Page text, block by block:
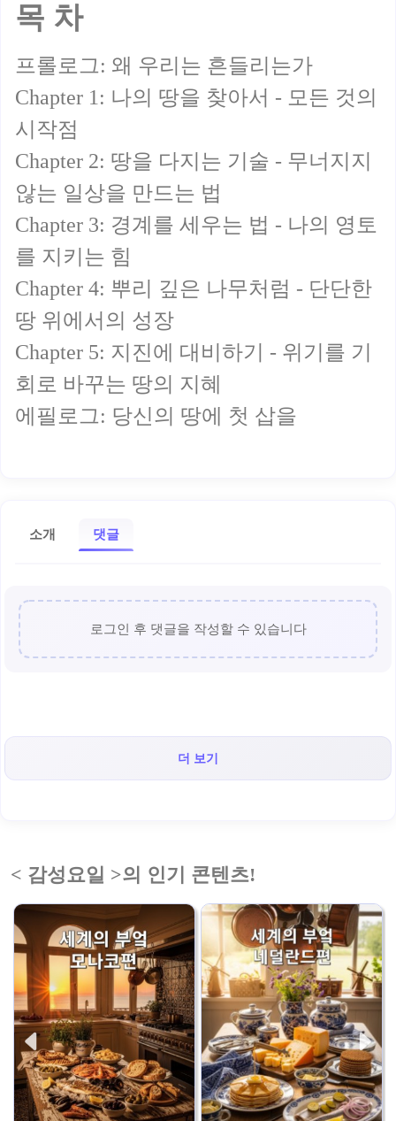
목 차
프롤로그: 왜 우리는 흔들리는가
Chapter 1: 나의 땅을 찾아서 - 모든 것의
시작점
Chapter 2: 땅을 다지는 기술 - 무너지지
않는 일상을 만드는 법
Chapter 3: 경계를 세우는 법 - 나의 영토
를 지키는 힘
Chapter 4: 뿌리 깊은 나무처럼 - 단단한
땅 위에서의 성장
Chapter 5: 지진에 대비하기 - 위기를 기
회로 바꾸는 땅의 지혜
에필로그: 당신의 땅에 첫 삽을
소개 댓글
로그인 후 댓글을 작성할 수 있습니다
더 보기
< 감성요일 >의 인기 콘텐츠!